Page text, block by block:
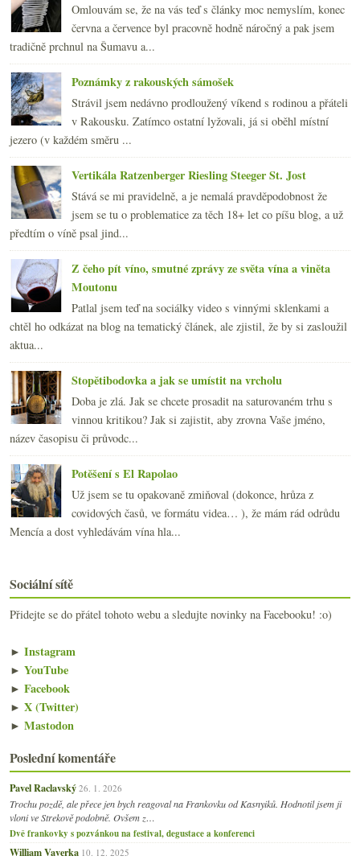
Omlouvám se, že na vás teď s články moc nemyslím, konec
června a července byl pracovně hodně náročný a pak jsem
tradičně prchnul na Šumavu a...
Poznámky z rakouských sámošek
Strávil jsem nedávno prodloužený víkend s rodinou a přáteli
v Rakousku. Zatímco ostatní lyžovali, já si oběhl místní
jezero (v každém směru ...
Vertikála Ratzenberger Riesling Steeger St. Jost
Stává se mi pravidelně, a je nemalá pravděpodobnost že
jsem se tu o problematice za těch 18+ let co píšu blog, a už
předtím o víně psal jind...
Z čeho pít víno, smutné zprávy ze světa vína a viněta
Moutonu
Patlal jsem teď na sociálky video s vinnými sklenkami a
chtěl ho odkázat na blog na tematický článek, ale zjistil, že by si zasloužil
aktua...
Stopětibodovka a jak se umístit na vrcholu
Doba je zlá. Jak se chcete prosadit na saturovaném trhu s
vinnou kritikou? Jak si zajistit, aby zrovna Vaše jméno,
název časopisu či průvodc...
Potěšení s El Rapolao
Už jsem se tu opakovaně zmiňoval (dokonce, hrůza z
covidových časů, ve formátu videa… ), že mám rád odrůdu
Mencía a dost vyhledávám vína hla...
Sociální sítě
Přidejte se do přátel tohoto webu a sledujte novinky na Facebooku! :o)
► Instagram
► YouTube
► Facebook
► X (Twitter)
► Mastodon
Poslední komentáře
Pavel Raclavský 26. 1. 2026
Trochu pozdě, ale přece jen bych reagoval na Frankovku od Kasnyiků. Hodnotil jsem ji
vloni ve Strekově podobně. Ovšem z…
Dvě frankovky s pozvánkou na festival, degustace a konferenci
William Vaverka 10. 12. 2025